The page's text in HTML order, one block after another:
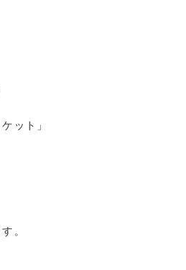
ット」
。